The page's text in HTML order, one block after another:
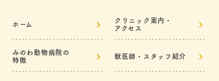
ホーム
クリニック案内・
アクセス
みのわ動物病院の
特徴
獣医師・スタッフ紹介